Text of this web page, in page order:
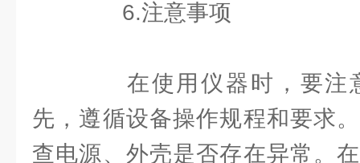
6.注意事项
在使用仪器时，要注
先，遵循设备操作规程和要求
查电源、外壳是否存在异常。